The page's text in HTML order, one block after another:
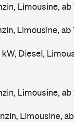
Limousine, ab
Limousine, ab
Diesel,
Limousine, ab
Limousine,